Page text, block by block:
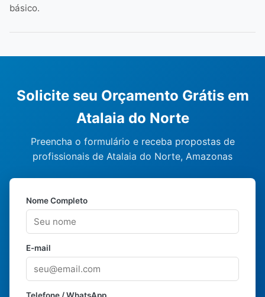
básico.
Solicite seu Orçamento Grátis em
Atalaia do Norte
Preencha o formulário e receba propostas de
profissionais de Atalaia do Norte, Amazonas
Nome Completo
E-mail